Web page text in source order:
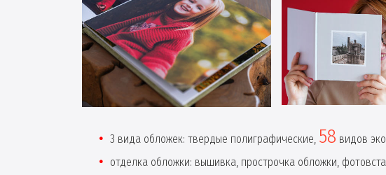
3 вида обложек: твердые полиграфические, 58 видов
отделка обложки: вышивка, прострочка обложки,